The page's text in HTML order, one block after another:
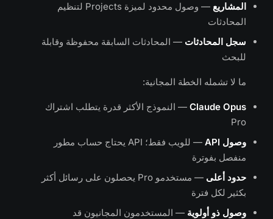
المشاريع
— وصول محدود لميزة Projects لتنظيم
المحادثات
سجل المحادثات — المحادثات السابقة محفوظة وقابلة
للبحث
ما لا تشمله الخطة المجانية:
Claude Opus — النموذج الأكثر قدرة يتطلب اشتراك
Pro
وصول API
— للويب فقط؛ API يحتاج حساب مطور
منفصل بفوترة
حدود أعلى
— مستخدمو Pro يحصلون على رسائل أكثر
بكثير لكل فترة
وصول ذو أولوية — المستخدمون المجانيون قد